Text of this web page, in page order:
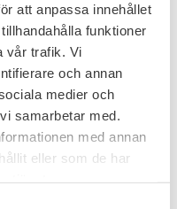
att anpassa innehållet
funktioner
vår trafik. Vi
och annan
medier och
samarbetar med.
med annan
eller som de har
FAVORITE
OUTGOING